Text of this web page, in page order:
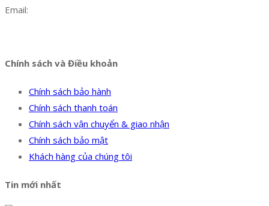
Email:
Chính sách và Điều khoản
Chính sách bảo hành
Chính sách thanh toán
Chính sách vận chuyển & giao nhận
Chính sách bảo mật
Khách hàng của chúng tôi
Tin mới nhất